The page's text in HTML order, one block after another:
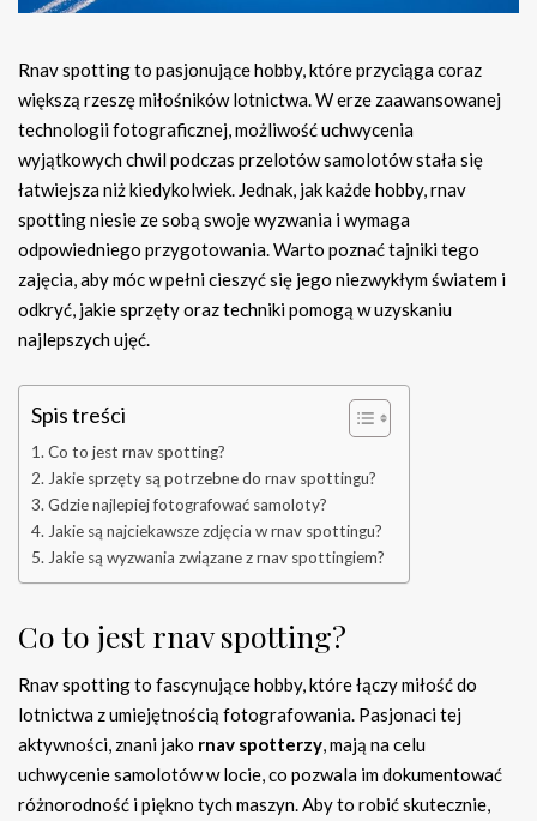
Rnav spotting to pasjonujące hobby, które przyciąga coraz
większą rzeszę miłośników lotnictwa. W erze zaawansowanej
technologii fotograficznej, możliwość uchwycenia
wyjątkowych chwil podczas przelotów samolotów stała się
łatwiejsza niż kiedykolwiek. Jednak, jak każde hobby, rnav
spotting niesie ze sobą swoje wyzwania i wymaga
odpowiedniego przygotowania. Warto poznać tajniki tego
zajęcia, aby móc w pełni cieszyć się jego niezwykłym światem i
odkryć, jakie sprzęty oraz techniki pomogą w uzyskaniu
najlepszych ujęć.
Spis treści
Co to jest rnav spotting?
Jakie sprzęty są potrzebne do rnav spottingu?
Gdzie najlepiej fotografować samoloty?
Jakie są najciekawsze zdjęcia w rnav spottingu?
Jakie są wyzwania związane z rnav spottingiem?
Co to jest rnav spotting?
Rnav spotting to fascynujące hobby, które łączy miłość do
lotnictwa z umiejętnością fotografowania. Pasjonaci tej
aktywności, znani jako rnav spotterzy , mają na celu
uchwycenie samolotów w locie, co pozwala im dokumentować
różnorodność i piękno tych maszyn. Aby to robić skutecznie,